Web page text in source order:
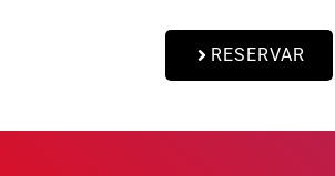
RESERVAR